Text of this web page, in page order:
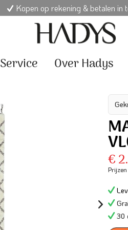
Kopen op rekening & betalen in
Service Over Hadys
€
30